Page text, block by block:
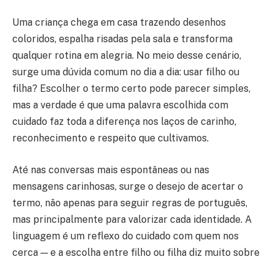
Uma criança chega em casa trazendo desenhos
coloridos, espalha risadas pela sala e transforma
qualquer rotina em alegria. No meio desse cenário,
surge uma dúvida comum no dia a dia: usar filho ou
filha? Escolher o termo certo pode parecer simples,
mas a verdade é que uma palavra escolhida com
cuidado faz toda a diferença nos laços de carinho,
reconhecimento e respeito que cultivamos.
Até nas conversas mais espontâneas ou nas
mensagens carinhosas, surge o desejo de acertar o
termo, não apenas para seguir regras de português,
mas principalmente para valorizar cada identidade. A
linguagem é um reflexo do cuidado com quem nos
cerca — e a escolha entre filho ou filha diz muito sobre